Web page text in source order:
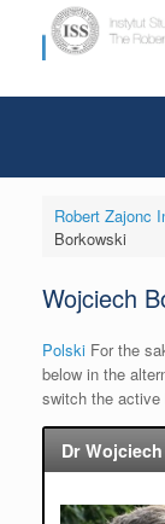
content
Robert Zajonc
Borkowski
Wojciech
Polski For the
below in the
switch the active
Dr